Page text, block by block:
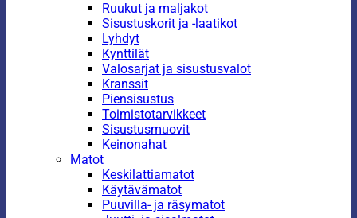
Ruukut ja maljakot
Sisustuskorit ja -laatikot
Lyhdyt
Kynttilät
Valosarjat ja sisustusvalot
Kranssit
Piensisustus
Toimistotarvikkeet
Sisustusmuovit
Keinonahat
Matot
Keskilattiamatot
Käytävämatot
Puuvilla- ja räsymatot